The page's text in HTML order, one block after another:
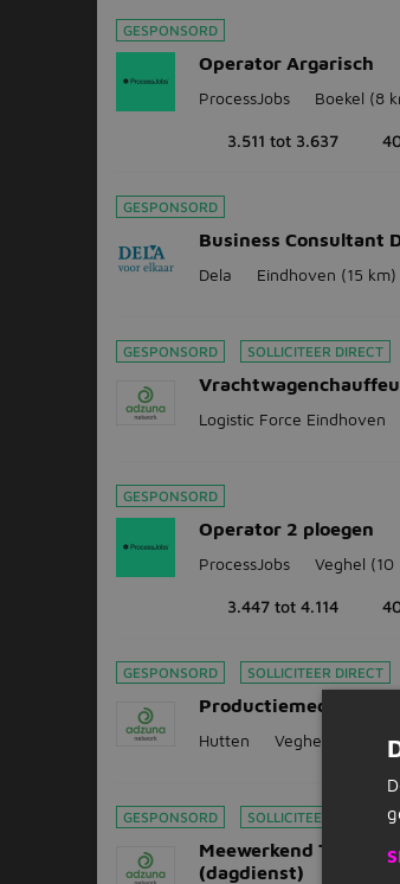
GESPONSORD
Operator Argarisch
ProcessJobs Boekel (8
3.511 tot 3.637
GESPONSORD
Business Consultant
Dela Eindhoven (15 km)
GESPONSORD SOLLICITEER DIRECT
Logistic Force Eindhoven
GESPONSORD
Operator 2 ploegen
ProcessJobs Veghel (10
3.447 tot 4.114
GESPONSORD SOLLICITEER DIRECT
Hutten Veghel
GESPONSORD SOLLICITEER DIRECT
Meewerkend
(dagdienst)